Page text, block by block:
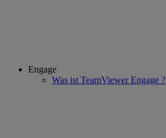
Engage
Was ist TeamViewer Engage ?